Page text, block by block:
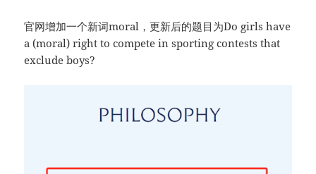
官网增加一个新词moral，更新后的题目为Do girls have
a (moral) right to compete in sporting contests that
exclude boys?